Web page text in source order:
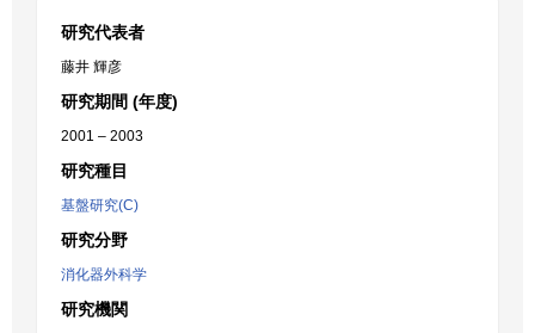
研究代表者
藤井 輝彦
研究期間 (年度)
2001 – 2003
研究種目
基盤研究(C)
研究分野
消化器外科学
研究機関